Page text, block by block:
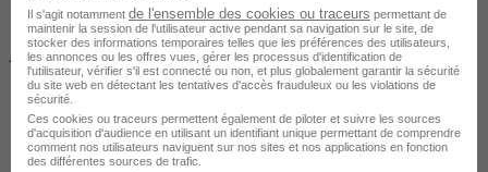
À DISTANCE
Il s'agit notamment de l'ensemble des cookies ou traceurs permettant de
maintenir la session de l'utilisateur active pendant sa navigation sur le site, de
stocker des informations temporaires telles que les préférences des utilisateurs,
les annonces ou les offres vues, gérer les processus d'identification de
l'utilisateur, vérifier s'il est connecté ou non, et plus globalement garantir la sécurité
du site web en détectant les tentatives d'accès frauduleux ou les violations de
sécurité.
Ces cookies ou traceurs permettent également de piloter et suivre les sources
d'acquisition d'audience en utilisant un identifiant unique permettant de comprendre
comment nos utilisateurs naviguent sur nos sites et nos applications en fonction
des différentes sources de trafic.